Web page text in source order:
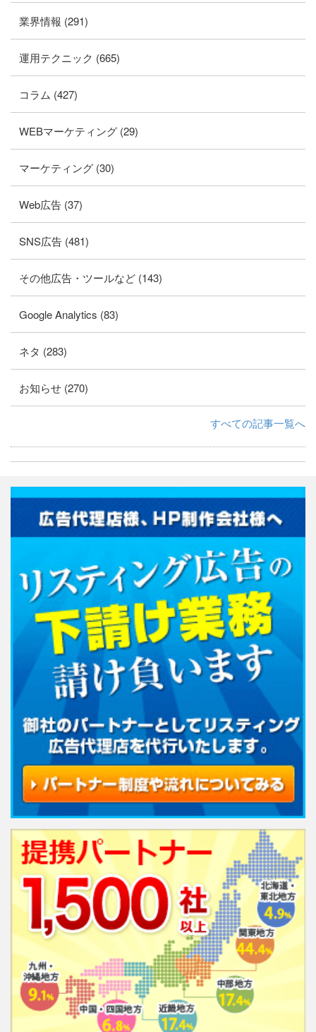
業界情報 (291)
運用テクニック (665)
コラム (427)
WEBマーケティング (29)
マーケティング (30)
Web広告 (37)
SNS広告 (481)
その他広告・ツールなど (143)
Google Analytics (83)
ネタ (283)
お知らせ (270)
すべての記事一覧へ